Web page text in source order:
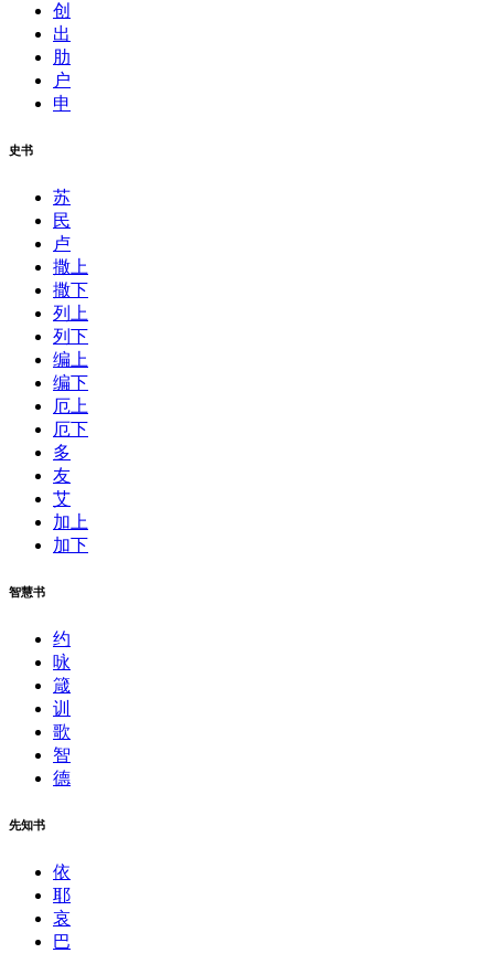
创
出
肋
户
申
史书
苏
民
卢
撒上
撒下
列上
列下
编上
编下
厄上
厄下
多
友
艾
加上
加下
智慧书
约
咏
箴
训
歌
智
德
先知书
依
耶
哀
巴